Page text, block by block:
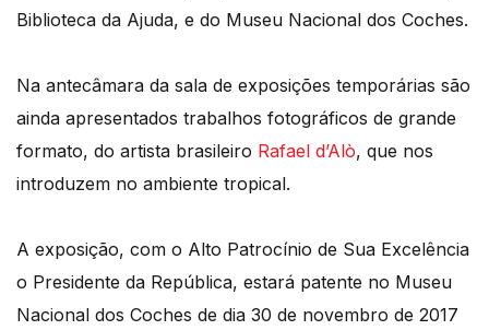
Biblioteca da Ajuda, e do Museu Nacional dos Coches.
Na antecâmara da sala de exposições temporárias são
ainda apresentados trabalhos fotográficos de grande
formato, do artista brasileiro Rafael d’Alò, que nos
introduzem no ambiente tropical.
A exposição, com o Alto Patrocínio de Sua Excelência
o Presidente da República, estará patente no Museu
Nacional dos Coches de dia 30 de novembro de 2017